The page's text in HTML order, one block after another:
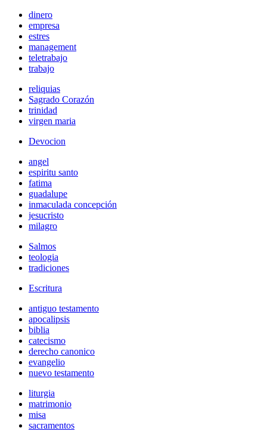
dinero
empresa
estres
management
teletrabajo
trabajo
reliquias
Sagrado Corazón
trinidad
virgen maria
Devocion
angel
espiritu santo
fatima
guadalupe
inmaculada concepción
jesucristo
milagro
Salmos
teologia
tradiciones
Escritura
antiguo testamento
apocalipsis
biblia
catecismo
derecho canonico
evangelio
nuevo testamento
liturgia
matrimonio
misa
sacramentos